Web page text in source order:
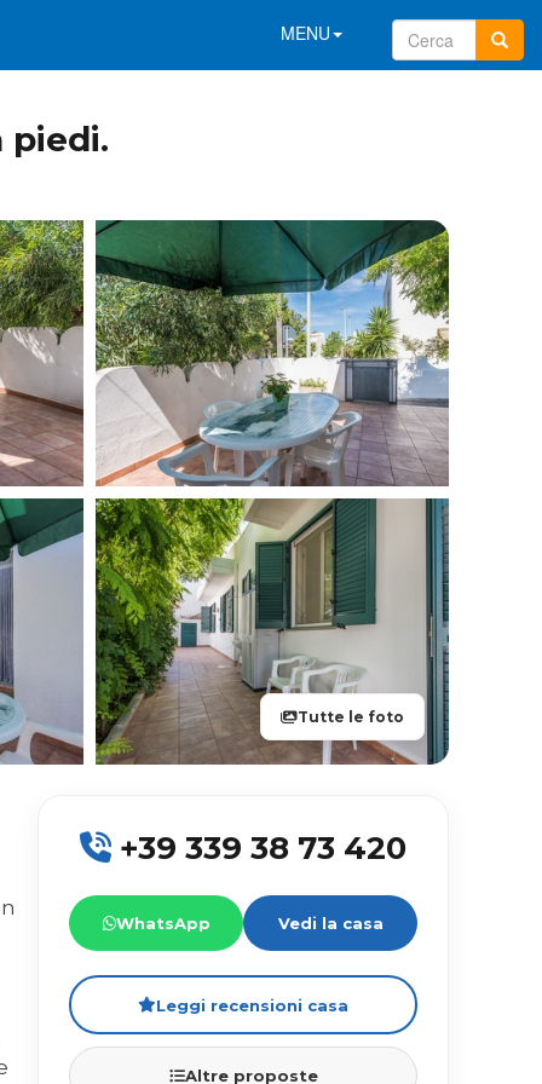
MENU
piedi.
Tutte le foto
+39 339 38 73 420
WhatsApp Vedi la casa
Leggi recensioni casa
Altre proposte